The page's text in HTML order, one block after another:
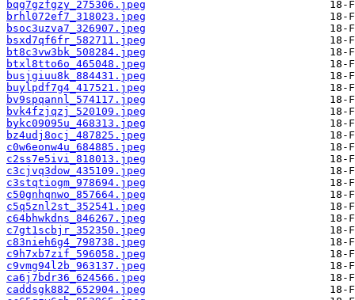
bqg7gzfgzy_275306.jpeg
brhl072ef7_318023.jpeg
bsoc3uzva7_326907.jpeg
bsxd7qf6fr_582711.jpeg
bt8c3vw3bk_508284.jpeg
btxl8tto6o_465048.jpeg
busjgiuu8k_884431.jpeg
buylpdf7g4_417521.jpeg
bv9spqannl_574117.jpeg
bvk4fzjqzj_520109.jpeg
bykc09095u_468313.jpeg
bz4udj8ocj_487825.jpeg
c0w6eonw4u_684885.jpeg
c2ss7e5ivi_818013.jpeg
c3cjvq3dow_435109.jpeg
c3stqtiogm_978694.jpeg
c50gnhqnwo_857664.jpeg
c5q5znl2st_352541.jpeg
c64bhwkdns_846267.jpeg
c7gt1scbjr_352350.jpeg
c83nieh6g4_798738.jpeg
c9h7xb7zif_596058.jpeg
c9vmg94l2b_963137.jpeg
ca6j7bdr36_624566.jpeg
caddsgk882_652904.jpeg